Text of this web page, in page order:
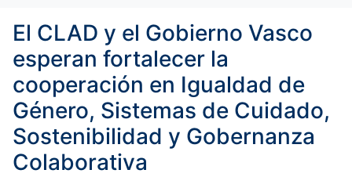
El CLAD y el Gobierno Vasco
esperan fortalecer la
cooperación en Igualdad de
Género, Sistemas de Cuidado,
Sostenibilidad y Gobernanza
Colaborativa